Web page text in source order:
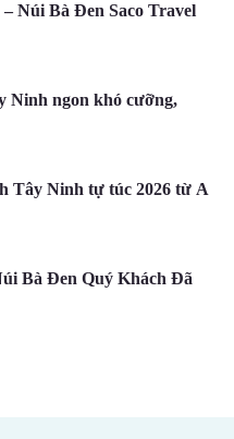
Núi Bà Đen Saco Travel
Ninh ngon khó cưỡng,
Tây Ninh tự túc 2026 từ A
Bà Đen Quý Khách Đã